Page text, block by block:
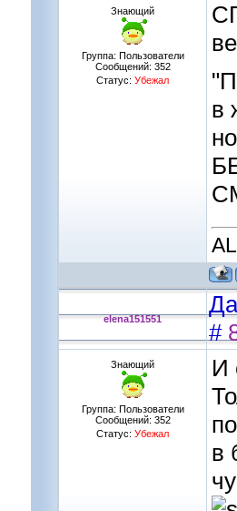
Знающий
Группа: Пользователи
Сообщений: 352
Статус: Убежал
в
elena151551
#
Знающий
Группа: Пользователи
Сообщений: 352
Статус: Убежал
И
в